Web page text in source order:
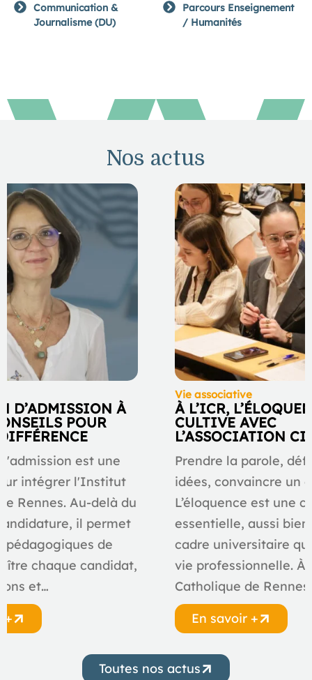
Communication &
Journalisme (DU)
Parcours Enseignement
/ Humanités
Nos actus
D’ADMISSION À
POUR
est une
intégrer l'Institut
Rennes. Au-delà du
il permet
pédagogiques de
chaque candidat,
et…
+
Vie associative
À L’ICR,
CULTIVE AVEC
L’ASSOCIATION
Prendre la parole,
idées, convaincre un
L’éloquence est une
essentielle, aussi
cadre universitaire
vie professionnelle. À
Catholique de
En savoir +
Toutes nos actus